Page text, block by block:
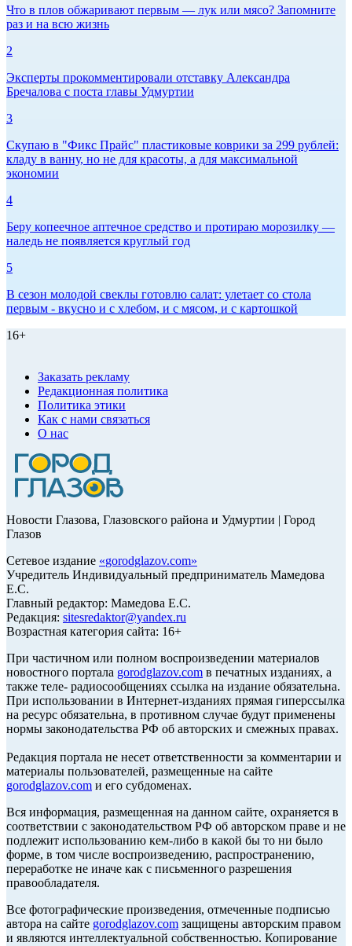
Что в плов обжаривают первым — лук или мясо? Запомните
раз и на всю жизнь
2
Эксперты прокомментировали отставку Александра
Бречалова с поста главы Удмуртии
3
Скупаю в "Фикс Прайс" пластиковые коврики за 299 рублей:
кладу в ванну, но не для красоты, а для максимальной
экономии
4
Беру копеечное аптечное средство и протираю морозилку —
наледь не появляется круглый год
5
В сезон молодой свеклы готовлю салат: улетает со стола
первым - вкусно и с хлебом, и с мясом, и с картошкой
16+
Заказать рекламу
Редакционная политика
Политика этики
Как с нами связаться
О нас
Новости Глазова, Глазовского района и Удмуртии | Город
Глазов
Сетевое издание «gorodglazov.com»
Учредитель Индивидуальный предприниматель Мамедова
Е.С.
Главный редактор: Мамедова Е.С.
Редакция: sitesredaktor@yandex.ru
Возрастная категория сайта: 16+
При частичном или полном воспроизведении материалов
новостного портала gorodglazov.com в печатных изданиях, а
также теле- радиосообщениях ссылка на издание обязательна.
При использовании в Интернет-изданиях прямая гиперссылка
на ресурс обязательна, в противном случае будут применены
нормы законодательства РФ об авторских и смежных правах.
Редакция портала не несет ответственности за комментарии и
материалы пользователей, размещенные на сайте
gorodglazov.com и его субдоменах.
Вся информация, размещенная на данном сайте, охраняется в
соответствии с законодательством РФ об авторском праве и не
подлежит использованию кем-либо в какой бы то ни было
форме, в том числе воспроизведению, распространению,
переработке не иначе как с письменного разрешения
правообладателя.
Все фотографические произведения, отмеченные подписью
автора на сайте gorodglazov.com защищены авторским правом
и являются интеллектуальной собственностью. Копирование